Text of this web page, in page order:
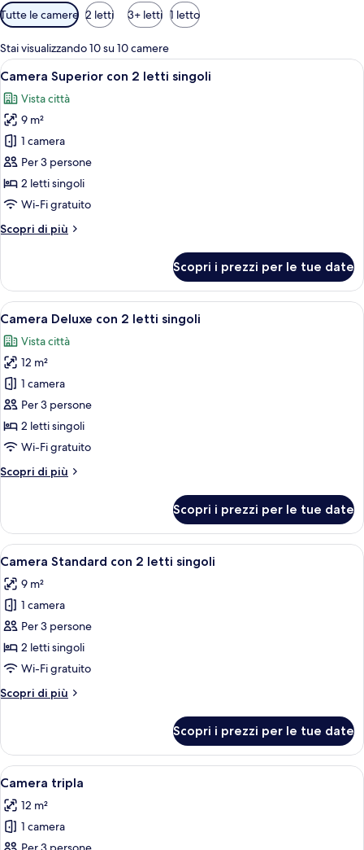
Filtri
disponibili
per
le
camere
Tutte le camere 2 letti 3+ letti 1 letto
Stai visualizzando 10 su 10 camere
Apri
tutte
le
foto
per
Camera
Superior
con
letti
Camera d'albergo con due letti, una
9
Camera Superior con 2 letti singoli
Vista città
9 m²
1 camera
Per 3 persone
2 letti singoli
Wi-Fi gratuito
Scopri di più
Altri
Superior
con
2
singoli
Scopri i prezzi per le tue date
Apri
tutte
le
foto
per
Camera
Deluxe
con
letti
Una camera d'albergo con due letti,
10
Camera Deluxe con 2 letti singoli
Vista città
12 m²
1 camera
Per 3 persone
2 letti singoli
Wi-Fi gratuito
Scopri di più
Altri
Deluxe
con
2
singoli
Scopri i prezzi per le tue date
Apri
tutte
le
foto
per
Camera
Standard
2
Camera d'albergo con due letti, una
7
Camera Standard con 2 letti singoli
9 m²
1 camera
Per 3 persone
2 letti singoli
Wi-Fi gratuito
Scopri di più
Altri
Standard
con
2
singoli
Scopri i prezzi per le tue date
Apri
tutte
le
foto
Una camera d'albergo con due letti,
7
Camera tripla
12 m²
1 camera